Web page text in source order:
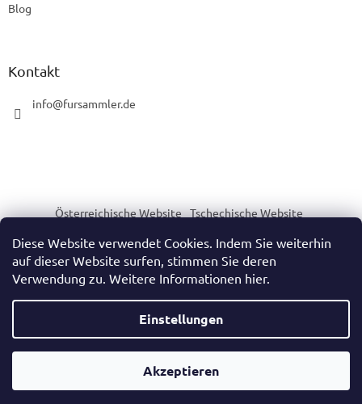
Diese Website verwendet Cookies. Indem Sie weiterhin
auf dieser Website surfen, stimmen Sie deren
Verwendung zu. Weitere Informationen hier.
Einstellungen
Akzeptieren
Blog
Kontakt
info@fursammler.de
Österreichische Website Tschechische Website
Copyright 2026https://www.fursammler.de/. Alle Rechte
vorbehalten.